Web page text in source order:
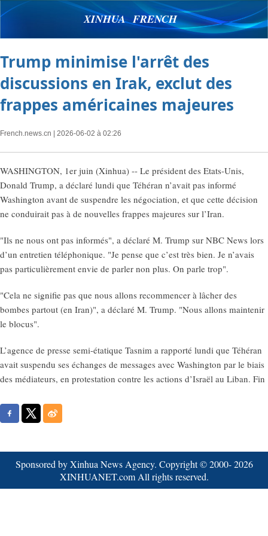
XINHUA FRENCH
Trump minimise l'arrêt des
discussions en Irak, exclut des
frappes américaines majeures
French.news.cn | 2026-06-02 à 02:26
WASHINGTON, 1er juin (Xinhua) -- Le président des Etats-Unis,
Donald Trump, a déclaré lundi que Téhéran n’avait pas informé
Washington avant de suspendre les négociation, et que cette décision
ne conduirait pas à de nouvelles frappes majeures sur l’Iran.
"Ils ne nous ont pas informés", a déclaré M. Trump sur NBC News lors
d’un entretien téléphonique. "Je pense que c’est très bien. Je n’avais
pas particulièrement envie de parler non plus. On parle trop".
"Cela ne signifie pas que nous allons recommencer à lâcher des
bombes partout (en Iran)", a déclaré M. Trump. "Nous allons maintenir
le blocus".
L’agence de presse semi-étatique Tasnim a rapporté lundi que Téhéran
avait suspendu ses échanges de messages avec Washington par le biais
des médiateurs, en protestation contre les actions d’Israël au Liban. Fin
Sponsored by Xinhua News Agency. Copyright © 2000-2026
XINHUANET.com All rights reserved.